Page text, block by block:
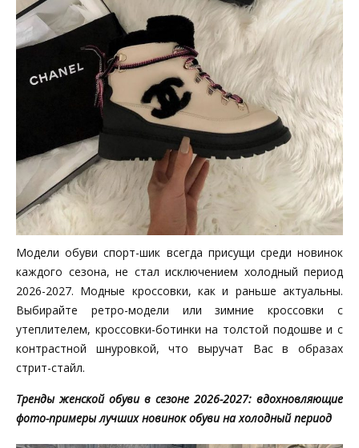
Модели обуви спорт-шик всегда присущи среди новинок
каждого сезона, не стал исключением холодный период
2026-2027. Модные кроссовки, как и раньше актуальны.
Выбирайте ретро-модели или зимние кроссовки с
утеплителем, кроссовки-ботинки на толстой подошве и с
контрастной шнуровкой, что выручат Вас в образах
стрит-стайл.
Тренды женской обуви в сезоне 2026-2027: вдохновляющие
фото-примеры лучших новинок обуви на холодный период